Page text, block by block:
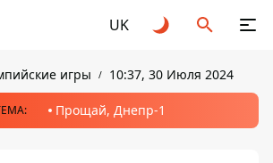
UK
игры 10:37, 30 Июля 2024
Прощай, Днепр-1